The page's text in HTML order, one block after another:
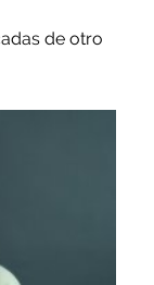
de otro